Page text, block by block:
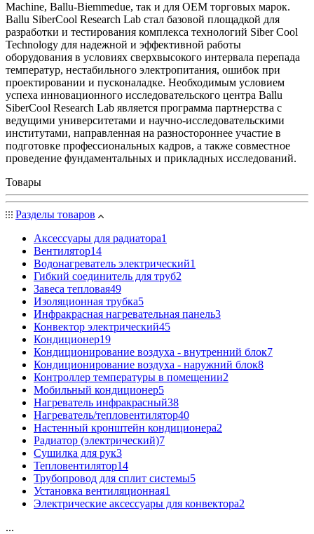
Machine, Ballu-Biemmedue, так и для OEM торговых марок.
Ballu SiberCool Research Lab стал базовой площадкой для
разработки и тестирования комплекса технологий Siber Cool
Technology для надежной и эффективной работы
оборудования в условиях сверхвысокого интервала перепада
температур, нестабильного электропитания, ошибок при
проектировании и пусконаладке. Необходимым условием
успеха инновационного исследовательского центра Ballu
SiberCool Research Lab является программа партнерства с
ведущими университетами и научно-исследовательскими
институтами, направленная на разностороннее участие в
подготовке профессиональных кадров, а также совместное
проведение фундаментальных и прикладных исследований.
Товары
Разделы товаров
Аксессуары для радиатора1
Вентилятор14
Водонагреватель электрический1
Гибкий соединитель для труб2
Завеса тепловая49
Изоляционная трубка5
Инфракрасная нагревательная панель3
Конвектор электрический45
Кондиционер19
Кондиционирование воздуха - внутренний блок7
Кондиционирование воздуха - наружний блок8
Контроллер температуры в помещении2
Мобильный кондиционер5
Нагреватель инфракрасный38
Нагреватель/тепловентилятор40
Настенный кронштейн кондиционера2
Радиатор (электрический)7
Сушилка для рук3
Тепловентилятор14
Трубопровод для сплит системы5
Установка вентиляционная1
Электрические аксессуары для конвектора2
...